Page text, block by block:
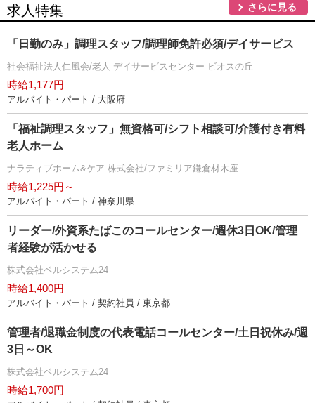
求人特集 さらに見る
「日勤のみ」調理スタッフ/調理師免許必須/デイサービス
社会福祉法人仁風会/老人 デイサービスセンター ビオスの丘
時給1,177円
アルバイト・パート / 大阪府
「福祉調理スタッフ」無資格可/シフト相談可/介護付き有料
老人ホーム
ナラティブホーム&ケア 株式会社/ファミリア鎌倉材木座
時給1,225円～
アルバイト・パート / 神奈川県
リーダー/外資系たばこのコールセンター/週休3日OK/管理
者経験が活かせる
株式会社ベルシステム24
時給1,400円
アルバイト・パート / 契約社員 / 東京都
管理者/退職金制度の代表電話コールセンター/土日祝休み/週
3日～OK
株式会社ベルシステム24
時給1,700円